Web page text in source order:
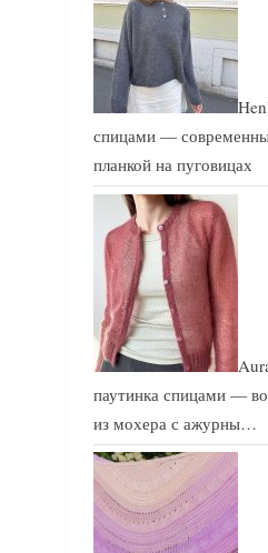
спицами —
планкой на пуговицах
паутинка спицами —
из мохера с ажурны…